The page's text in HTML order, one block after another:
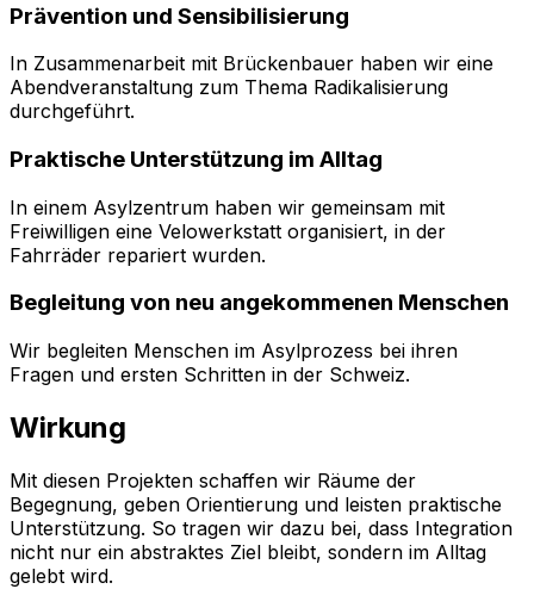
Prävention und Sensibilisierung
In Zusammenarbeit mit Brückenbauer haben wir eine
Abendveranstaltung zum Thema Radikalisierung
durchgeführt.
Praktische Unterstützung im Alltag
In einem Asylzentrum haben wir gemeinsam mit
Freiwilligen eine Velowerkstatt organisiert, in der
Fahrräder repariert wurden.
Begleitung von neu angekommenen Menschen
Wir begleiten Menschen im Asylprozess bei ihren
Fragen und ersten Schritten in der Schweiz.
Wirkung
Mit diesen Projekten schaffen wir Räume der
Begegnung, geben Orientierung und leisten praktische
Unterstützung. So tragen wir dazu bei, dass Integration
nicht nur ein abstraktes Ziel bleibt, sondern im Alltag
gelebt wird.